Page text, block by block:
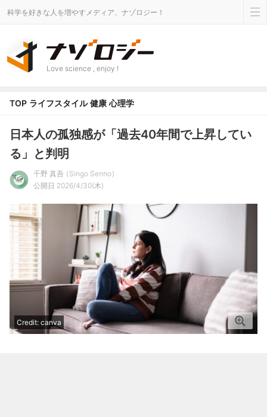
科学を好きな人を増やすメディア、ナゾロジー！
Love science , enjoy !
TOP ライフスタイル 健康 心理学
日本人の孤独感が「過去40年間で上昇してい
る」と判明
千野 真吾
Singo Senno
公開日 2026/4/30(木)
Credit: canva